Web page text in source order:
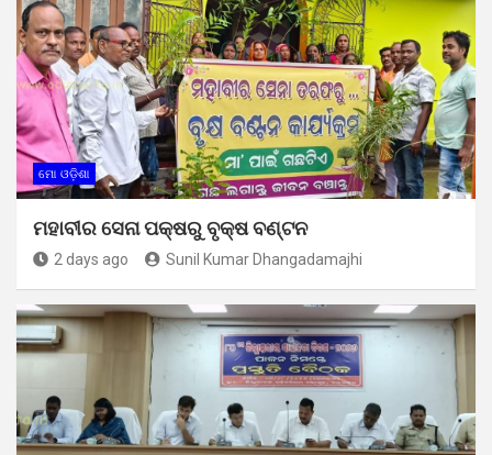
ମୋ ଓଡ଼ିଶା
ମହାବୀର ସେନା ପକ୍ଷରୁ ବୃକ୍ଷ ବଣ୍ଟନ
2 days ago Sunil Kumar Dhangadamajhi